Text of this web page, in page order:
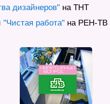
дизайнеров" на ТНТ
"Чистая работа" на РЕН-ТВ